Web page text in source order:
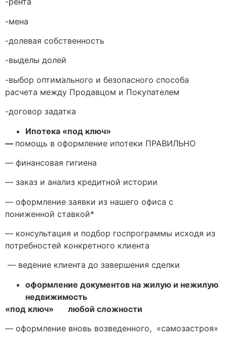
-мена
-долевая собственность
-выделы долей
-выбор оптимального и безопасного способа
расчета между Продавцом и Покупателем
-договор задатка
Ипотека «под ключ»
— помощь в оформление ипотеки ПРАВИЛЬНО
— финансовая гигиена
— заказ и анализ кредитной истории
— оформление заявки из нашего офиса с
пониженной ставкой*
— консультация и подбор госпрограммы исходя из
потребностей конкретного клиента
— ведение клиента до завершения сделки
оформление документов на жилую и нежилую
недвижимость
«под ключ» любой сложности
— оформление вновь возведенного, «самозастроя»